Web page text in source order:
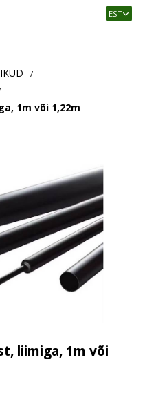
EST
/
1m või 1,22m
liimiga, 1m või